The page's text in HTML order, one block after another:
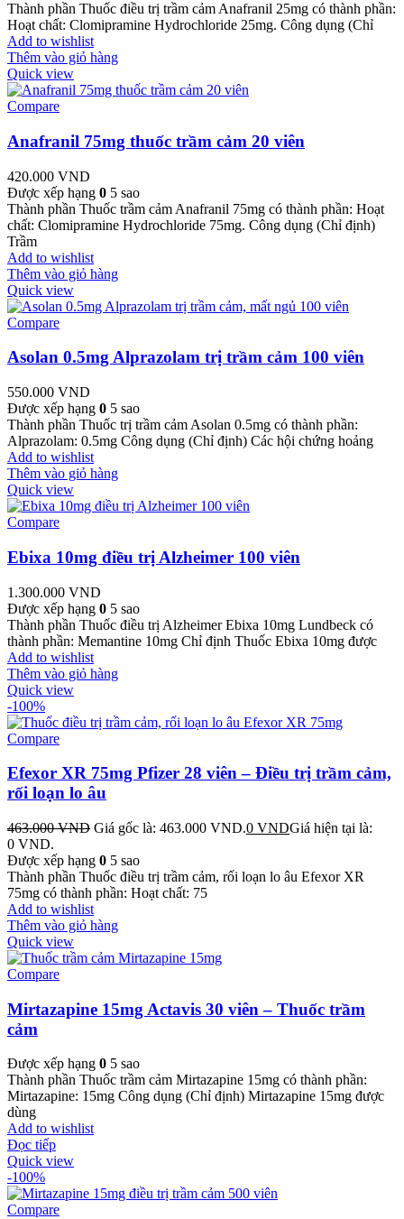
Thành phần Thuốc điều trị trầm cảm Anafranil 25mg có thành phần:
Hoạt chất: Clomipramine Hydrochloride 25mg. Công dụng (Chỉ
Add to wishlist
Thêm vào giỏ hàng
Quick view
Compare
Anafranil 75mg thuốc trầm cảm 20 viên
420.000 VND
Được xếp hạng 0 5 sao
Thành phần Thuốc trầm cảm Anafranil 75mg có thành phần: Hoạt
chất: Clomipramine Hydrochloride 75mg. Công dụng (Chỉ định)
Trầm
Add to wishlist
Thêm vào giỏ hàng
Quick view
Compare
Asolan 0.5mg Alprazolam trị trầm cảm 100 viên
550.000 VND
Được xếp hạng 0 5 sao
Thành phần Thuốc trị trầm cảm Asolan 0.5mg có thành phần:
Alprazolam: 0.5mg Công dụng (Chỉ định) Các hội chứng hoảng
Add to wishlist
Thêm vào giỏ hàng
Quick view
Compare
Ebixa 10mg điều trị Alzheimer 100 viên
1.300.000 VND
Được xếp hạng 0 5 sao
Thành phần Thuốc điều trị Alzheimer Ebixa 10mg Lundbeck có
thành phần: Memantine 10mg Chỉ định Thuốc Ebixa 10mg được
Add to wishlist
Thêm vào giỏ hàng
Quick view
-100%
Compare
Efexor XR 75mg Pfizer 28 viên – Điều trị trầm cảm,
rối loạn lo âu
463.000VND Giá gốc là: 463.000 VND.0 VNDGiá hiện tại là:
0 VND.
Được xếp hạng 0 5 sao
Thành phần Thuốc điều trị trầm cảm, rối loạn lo âu Efexor XR
75mg có thành phần: Hoạt chất: 75
Add to wishlist
Thêm vào giỏ hàng
Quick view
Compare
Mirtazapine 15mg Actavis 30 viên – Thuốc trầm
cảm
Được xếp hạng 0 5 sao
Thành phần Thuốc trầm cảm Mirtazapine 15mg có thành phần:
Mirtazapine: 15mg Công dụng (Chỉ định) Mirtazapine 15mg được
dùng
Add to wishlist
Đọc tiếp
Quick view
-100%
Compare